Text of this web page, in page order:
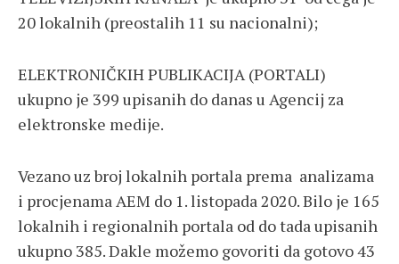
20 lokalnih (preostalih 11 su nacionalni);
ELEKTRONIČKIH PUBLIKACIJA (PORTALI)
ukupno je 399 upisanih do danas u Agencij za
elektronske medije.
Vezano uz broj lokalnih portala prema analizama
i procjenama AEM do 1. listopada 2020. Bilo je 165
lokalnih i regionalnih portala od do tada upisanih
ukupno 385. Dakle možemo govoriti da gotovo 43